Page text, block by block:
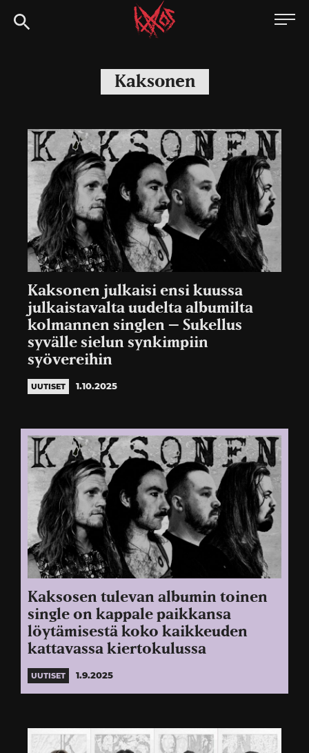
Siirry
suoraan
Kaaoszine
Kaksonen
Kaksonen julkaisi ensi kuussa
julkaistavalta uudelta albumilta
kolmannen singlen – Sukellus
syvälle sielun synkimpiin
syövereihin
UUTISET 1.10.2025
Kaksosen tulevan albumin toinen
single on kappale paikkansa
löytämisestä koko kaikkeuden
kattavassa kiertokulussa
UUTISET 1.9.2025